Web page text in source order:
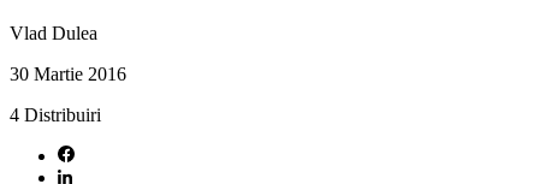
Vlad Dulea
30 Martie 2016
4 Distribuiri